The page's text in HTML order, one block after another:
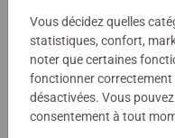
0/0
Vous décidez quelles
statistiques, confort,
noter que certaines
fonctionner
désactivées. Vous
consentement à tout